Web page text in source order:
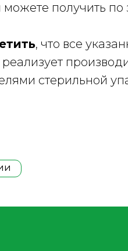
можете получить по
, что все
реализует
стерильной